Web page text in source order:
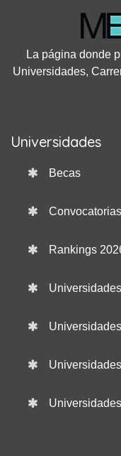
La página donde
Universidades,
Universidades
Becas
Rankings